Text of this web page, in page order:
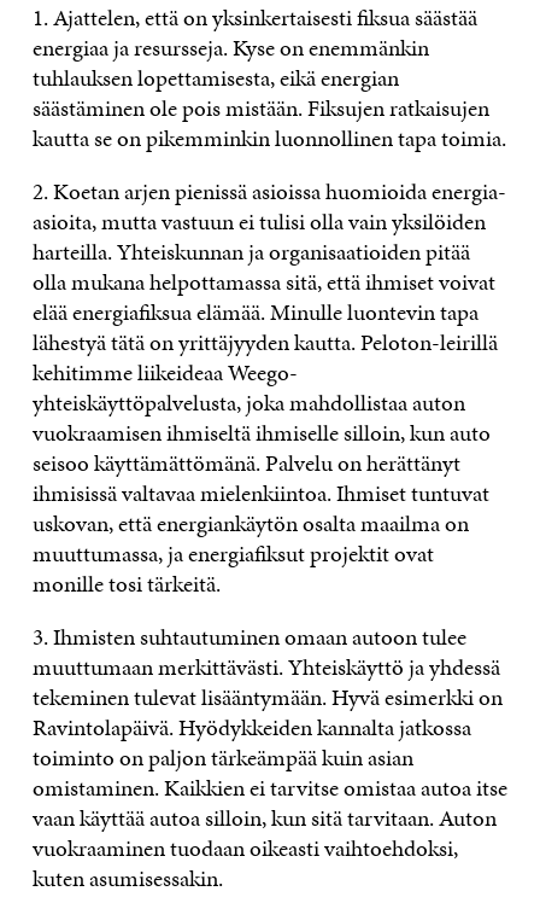
1. Ajattelen, että on yksinkertaisesti fiksua säästää
energiaa ja resursseja. Kyse on enemmänkin
tuhlauksen lopettamisesta, eikä energian
säästäminen ole pois mistään. Fiksujen ratkaisujen
kautta se on pikemminkin luonnollinen tapa toimia.
2. Koetan arjen pienissä asioissa huomioida energia-
asioita, mutta vastuun ei tulisi olla vain yksilöiden
harteilla. Yhteiskunnan ja organisaatioiden pitää
olla mukana helpottamassa sitä, että ihmiset voivat
elää energiafiksua elämää. Minulle luontevin tapa
lähestyä tätä on yrittäjyyden kautta. Peloton-leirillä
kehitimme liikeideaa Weego-
yhteiskäyttöpalvelusta, joka mahdollistaa auton
vuokraamisen ihmiseltä ihmiselle silloin, kun auto
seisoo käyttämättömänä. Palvelu on herättänyt
ihmisissä valtavaa mielenkiintoa. Ihmiset tuntuvat
uskovan, että energiankäytön osalta maailma on
muuttumassa, ja energiafiksut projektit ovat
monille tosi tärkeitä.
3. Ihmisten suhtautuminen omaan autoon tulee
muuttumaan merkittävästi. Yhteiskäyttö ja yhdessä
tekeminen tulevat lisääntymään. Hyvä esimerkki on
Ravintolapäivä. Hyödykkeiden kannalta jatkossa
toiminto on paljon tärkeämpää kuin asian
omistaminen. Kaikkien ei tarvitse omistaa autoa itse
vaan käyttää autoa silloin, kun sitä tarvitaan. Auton
vuokraaminen tuodaan oikeasti vaihtoehdoksi,
kuten asumisessakin.